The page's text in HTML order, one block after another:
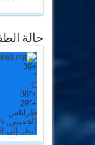
حالة
+
36
°
C
+
36°
+
29°
طرابلس
الخميس, 06
أنظر إلى